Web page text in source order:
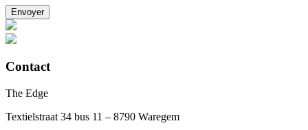
Envoyer
Contact
The Edge
Textielstraat 34 bus 11 – 8790 Waregem